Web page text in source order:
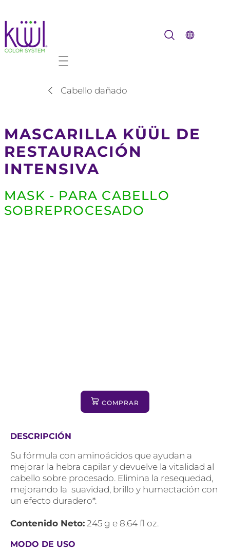
Mobile navigation
Cabello dañado
MASCARILLA KÜÜL DE
RESTAURACIÓN
INTENSIVA
MASK - PARA CABELLO
SOBREPROCESADO
COMPRAR
DESCRIPCIÓN
Su fórmula con aminoácidos que ayudan a
mejorar la hebra capilar y devuelve la vitalidad al
cabello sobre procesado. Elimina la resequedad,
mejorando la suavidad, brillo y humectación con
un efecto duradero*.
Contenido Neto: 245 g e 8.64 fl oz.
MODO DE USO